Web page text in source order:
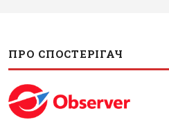
ПРО СПОСТЕРІГАЧ